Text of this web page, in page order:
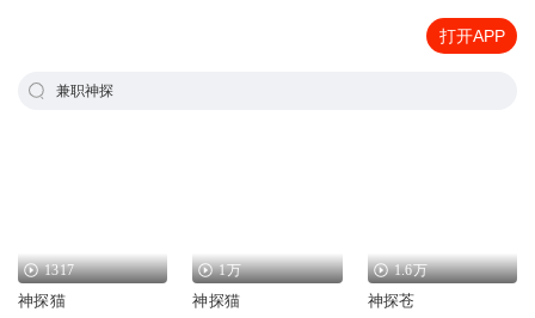
打开APP
兼职神探
1317
神探猫
1万
神探猫
1.6万
神探苍